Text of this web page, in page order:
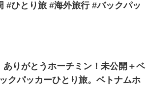
#ひとり旅 #海外旅行 #バックパッ
ありがとうホーチミン！未公開＋ベ
クパッカーひとり旅。ベトナムホ